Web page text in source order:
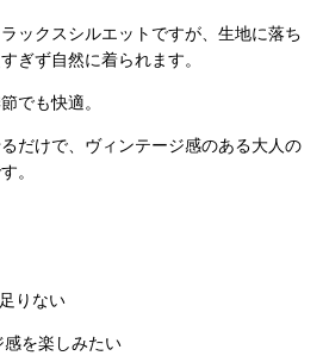
ックスシルエットですが、生地に落ち
ぎず自然に着られます。
でも快適。
だけで、ヴィンテージ感のある大人の
。
りない
を楽しみたい